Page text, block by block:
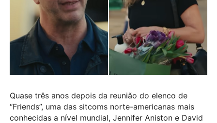
Quase três anos depois da reunião do elenco de
“Friends”, uma das sitcoms norte-americanas mais
conhecidas a nível mundial, Jennifer Aniston e David